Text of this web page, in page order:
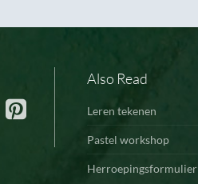
Also Read
Leren tekenen
Pastel workshop
Herroepingsformulier